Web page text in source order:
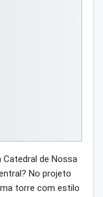
de Nossa
No projeto
torre com estilo